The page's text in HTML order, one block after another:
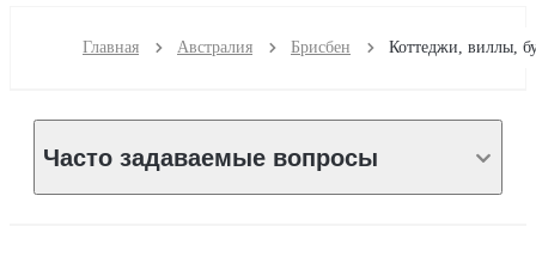
Главная Австралия Брисбен
Часто задаваемые вопросы